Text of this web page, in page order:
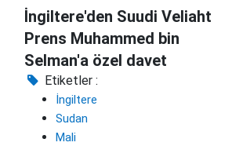
İngiltere'den Suudi Veliaht
Prens Muhammed bin
Selman'a özel davet
Etiketler :
İngiltere
Sudan
Mali